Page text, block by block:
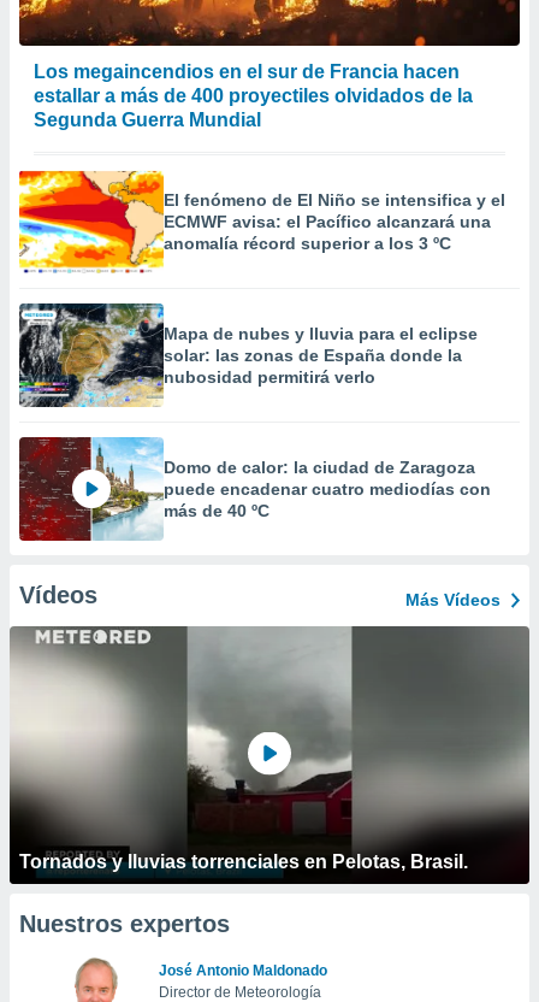
Los megaincendios en el sur de Francia hacen
estallar a más de 400 proyectiles olvidados de la
Segunda Guerra Mundial
El fenómeno de El Niño se intensifica y el
ECMWF avisa: el Pacífico alcanzará una
anomalía récord superior a los 3 ºC
Mapa de nubes y lluvia para el eclipse
solar: las zonas de España donde la
nubosidad permitirá verlo
Domo de calor: la ciudad de Zaragoza
puede encadenar cuatro mediodías con
más de 40 ºC
Vídeos Más Vídeos
Tornados y lluvias torrenciales en Pelotas, Brasil.
Nuestros expertos
José Antonio Maldonado
Director de Meteorología